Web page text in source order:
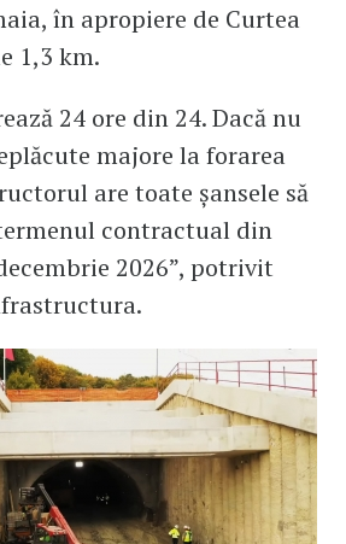
în apropiere de Curtea
1,3 km.
24 ore din 24. Dacă nu
majore la forarea
are toate șansele să
contractual din
2026”, potrivit